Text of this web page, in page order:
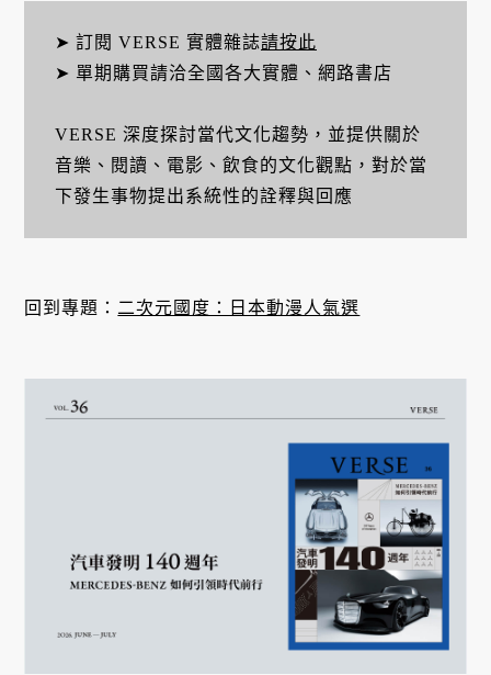
➤ 訂閱 VERSE 實體雜誌請按此
➤ 單期購買請洽全國各大實體、網路書店
VERSE 深度探討當代文化趨勢，並提供關於
音樂、閱讀、電影、飲食的文化觀點，對於當
下發生事物提出系統性的詮釋與回應
回到專題： 二次元國度：日本動漫人氣選